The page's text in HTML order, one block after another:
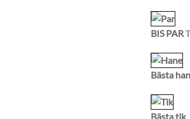
BIS PAR
Bästa
Bästa tik